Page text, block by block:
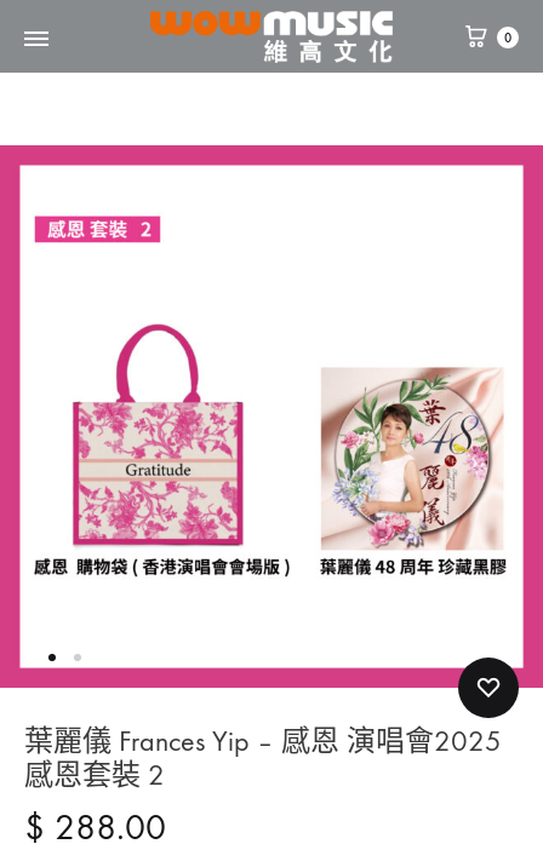
WOW
維
文
0
葉麗儀 Frances Yip – 感恩 演唱會2025
感恩套裝 2
$ 288.00